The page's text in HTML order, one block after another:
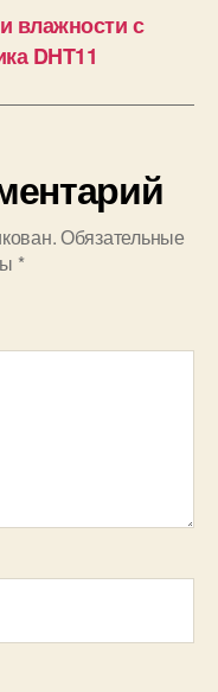
влажности с
DHT11
Обязательные
*